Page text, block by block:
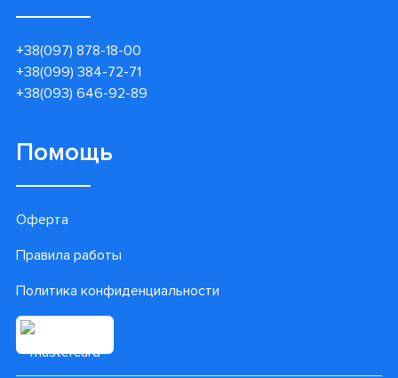
+38(097) 878-18-00
+38(099) 384-72-71
+38(093) 646-92-89
Помощь
Оферта
Правила работы
Политика конфиденциальности